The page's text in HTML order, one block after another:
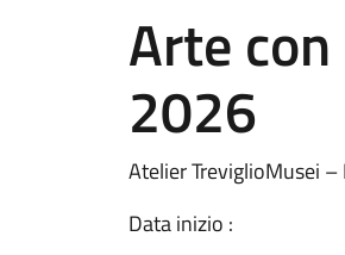
Arte
2026
Atelier TreviglioMusei
Data inizio :